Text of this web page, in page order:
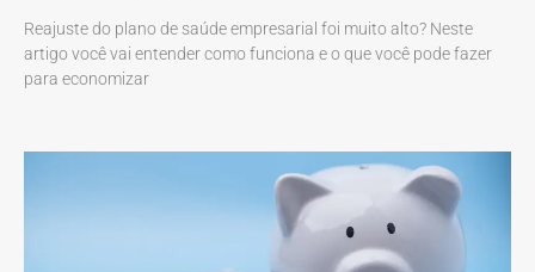
Reajuste do plano de saúde empresarial foi muito alto? Neste
artigo você vai entender como funciona e o que você pode fazer
para economizar